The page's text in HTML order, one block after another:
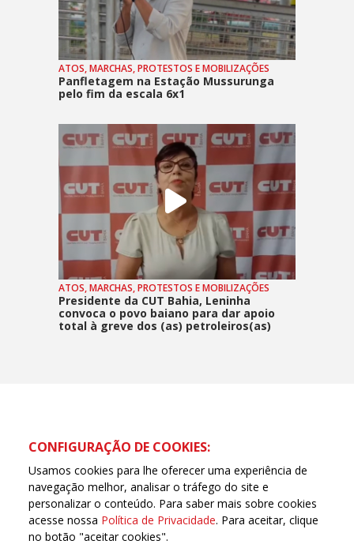
ATOS, MARCHAS, PROTESTOS E MOBILIZAÇÕES
Panfletagem na Estação Mussurunga
pelo fim da escala 6x1
ATOS, MARCHAS, PROTESTOS E MOBILIZAÇÕES
Presidente da CUT Bahia, Leninha
convoca o povo baiano para dar apoio
total à greve dos (as) petroleiros(as)
CONFIGURAÇÃO DE COOKIES:
Usamos cookies para lhe oferecer uma experiência de
navegação melhor, analisar o tráfego do site e
personalizar o conteúdo. Para saber mais sobre cookies
acesse nossa Política de Privacidade. Para aceitar, clique
no botão "aceitar cookies".